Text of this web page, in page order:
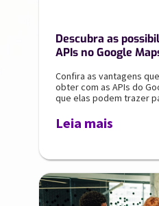
Descubra as
APIs no Google
Confira as vantagens
obter com as APIs do
que elas podem trazer
Leia mais